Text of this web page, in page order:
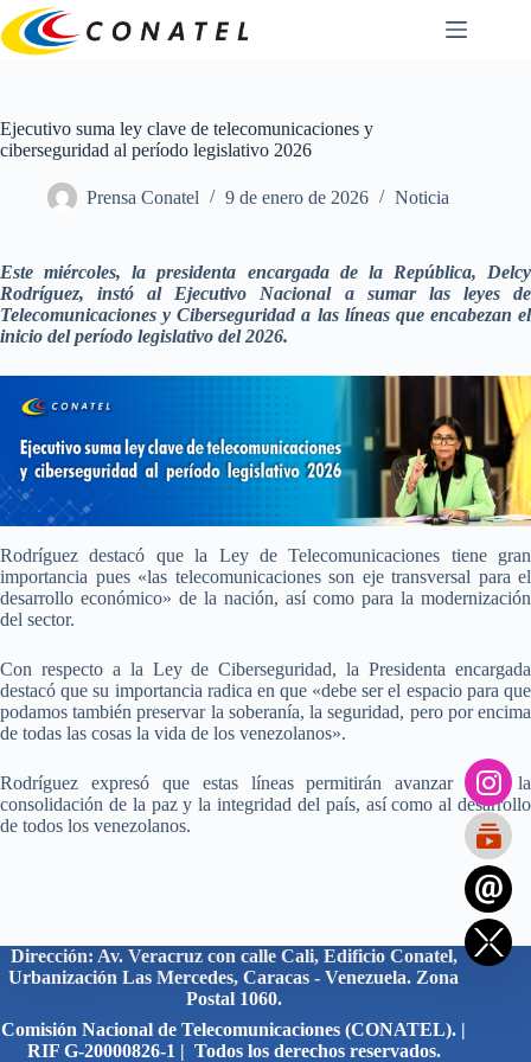
Saltar
al
contenido
Ejecutivo suma ley clave de telecomunicaciones y
ciberseguridad al período legislativo 2026
Prensa Conatel 9 de enero de 2026 Noticia
Este miércoles, la presidenta encargada de la República, Delcy
Rodríguez, instó al Ejecutivo Nacional a sumar las leyes de
Telecomunicaciones y Ciberseguridad a las líneas que encabezan el
inicio del período legislativo del 2026.
Rodríguez destacó que la Ley de Telecomunicaciones tiene gran
importancia pues «las telecomunicaciones son eje transversal para el
desarrollo económico» de la nación, así como para la modernización
del sector.
Con respecto a la Ley de Ciberseguridad, la Presidenta encargada
destacó que su importancia radica en que «debe ser el espacio para que
podamos también preservar la soberanía, la seguridad, pero por encima
de todas las cosas la vida de los venezolanos».
Rodríguez expresó que estas líneas permitirán avanzar hacia la
consolidación de la paz y la integridad del país, así como al desarrollo
de todos los venezolanos.
Dirección: Av. Veracruz con calle Cali, Edificio Conatel,
Urbanización Las Mercedes, Caracas - Venezuela. Zona
Postal 1060.
Comisión Nacional de Telecomunicaciones (CONATEL). |
RIF G-20000826-1 | Todos los derechos reservados.